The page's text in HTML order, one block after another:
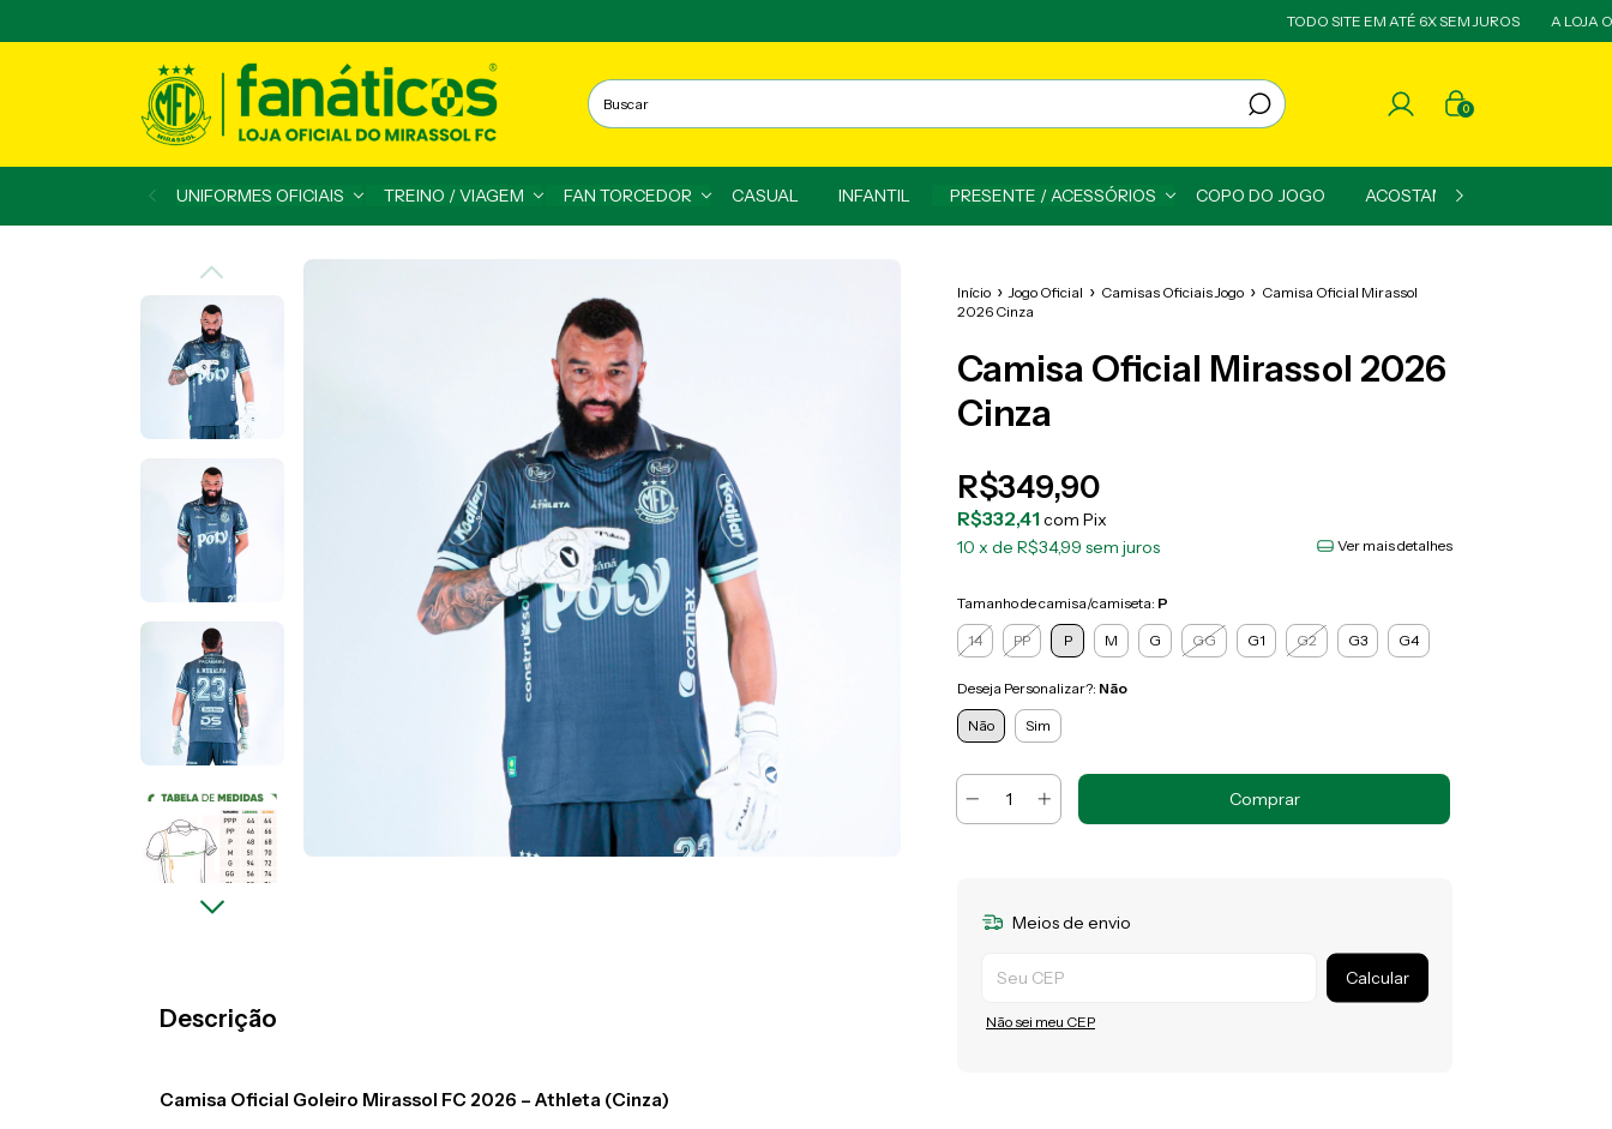
TODO SITE EM ATÉ 6X SEM JUROS A LOJA
0
UNIFORMES OFICIAIS TREINO / VIAGEM FAN TORCEDOR CASUAL INFANTIL PRESENTE / ACESSÓRIOS COPO DO JOGO ACOSTAMENTO
Descrição
Camisa Oficial Goleiro Mirassol FC 2026 – Athleta (Cinza)
Início Jogo Oficial Camisas Oficiais Jogo
Camisa Oficial Mirassol
2026 Cinza
Camisa Oficial Mirassol 2026
Cinza
R$349,90
R$332,41com Pix
10 x de R$34,99 sem juros Ver mais detalhes
Tamanho de camisa/camiseta: P
14 PP P M G GG G1 G2 G3 G4
Deseja Personalizar?: Não
Não Sim
Meios de envio
Calcular
Não sei meu CEP